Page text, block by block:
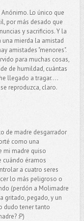
Lo único que
por más desado que
y sacrificios. Y la
mierda la amistad
amistades "menores".
para muchas cosas,
de humildad, cuántas
llegado a tragar....
reproduzca, claro.
de madre desgarrador
como una
mi madre quiso
cuándo éramos
a cuatro seres
lo más peligroso o
(perdón a Molimadre
gritado, pegado, y un
dudo tener tanto
:P)